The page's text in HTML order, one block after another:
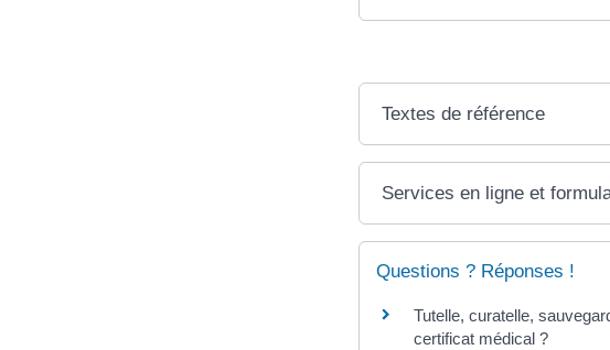
Textes de référence
Services en ligne et
Questions ? Réponses !
Tutelle, curatelle,
certificat médical ?